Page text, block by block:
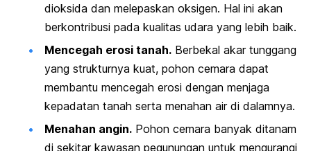
dioksida dan melepaskan oksigen. Hal ini akan
berkontribusi pada kualitas udara yang lebih baik.
Mencegah erosi tanah. Berbekal akar tunggang
yang strukturnya kuat, pohon cemara dapat
membantu mencegah erosi dengan menjaga
kepadatan tanah serta menahan air di dalamnya.
Menahan angin. Pohon cemara banyak ditanam
di sekitar kawasan pegunungan untuk mengurangi